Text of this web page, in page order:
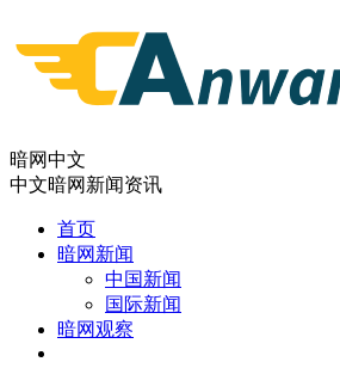
暗网中文
中文暗网新闻资讯
首页
暗网新闻
中国新闻
国际新闻
暗网观察